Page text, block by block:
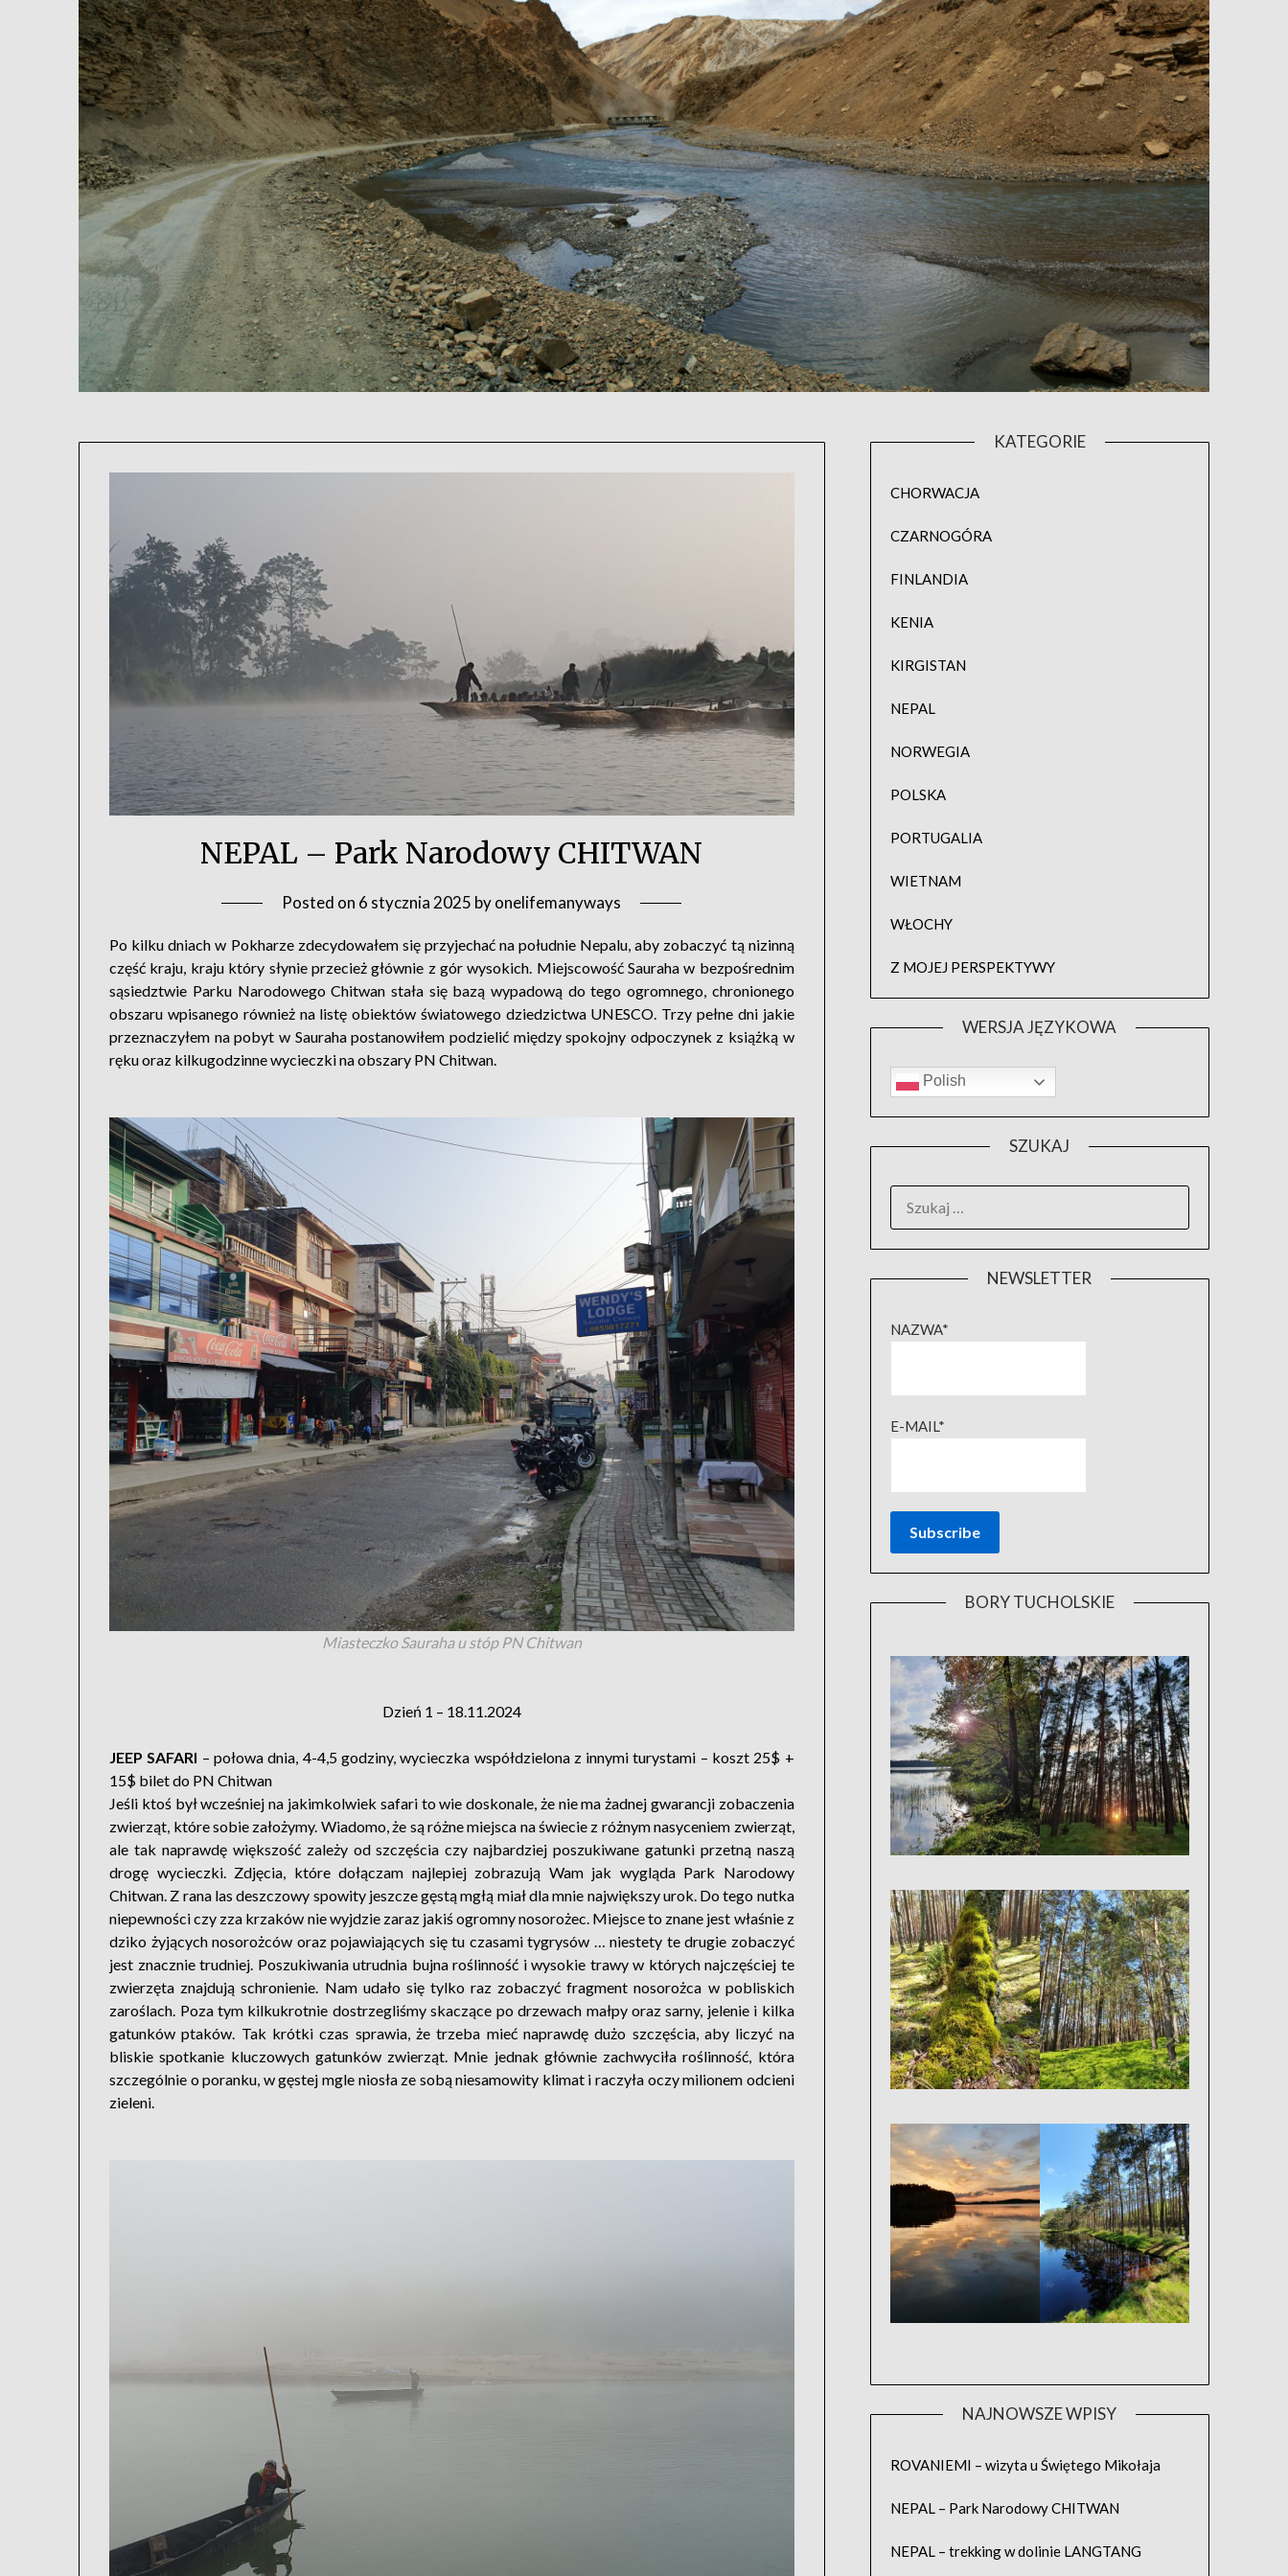
NEPAL – Park Narodowy CHITWAN
Posted on 6 stycznia 2025 byonelifemanyways
Po kilku dniach w Pokharze zdecydowałem się przyjechać na południe Nepalu, aby zobaczyć tą nizinną
część kraju, kraju który słynie przecież głównie z gór wysokich. Miejscowość Sauraha w bezpośrednim
sąsiedztwie Parku Narodowego Chitwan stała się bazą wypadową do tego ogromnego, chronionego
obszaru wpisanego również na listę obiektów światowego dziedzictwa UNESCO. Trzy pełne dni jakie
przeznaczyłem na pobyt w Sauraha postanowiłem podzielić między spokojny odpoczynek z książką w
ręku oraz kilkugodzinne wycieczki na obszary PN Chitwan.
Miasteczko Sauraha u stóp PN Chitwan
Dzień 1 – 18.11.2024
JEEP SAFARI – połowa dnia, 4-4,5 godziny, wycieczka współdzielona z innymi turystami – koszt 25$ +
15$ bilet do PN Chitwan
Jeśli ktoś był wcześniej na jakimkolwiek safari to wie doskonale, że nie ma żadnej gwarancji zobaczenia
zwierząt, które sobie założymy. Wiadomo, że są różne miejsca na świecie z różnym nasyceniem zwierząt,
ale tak naprawdę większość zależy od szczęścia czy najbardziej poszukiwane gatunki przetną naszą
drogę wycieczki. Zdjęcia, które dołączam najlepiej zobrazują Wam jak wygląda Park Narodowy
Chitwan. Z rana las deszczowy spowity jeszcze gęstą mgłą miał dla mnie największy urok. Do tego nutka
niepewności czy zza krzaków nie wyjdzie zaraz jakiś ogromny nosorożec. Miejsce to znane jest właśnie z
dziko żyjących nosorożców oraz pojawiających się tu czasami tygrysów … niestety te drugie zobaczyć
jest znacznie trudniej. Poszukiwania utrudnia bujna roślinność i wysokie trawy w których najczęściej te
zwierzęta znajdują schronienie. Nam udało się tylko raz zobaczyć fragment nosorożca w pobliskich
zaroślach. Poza tym kilkukrotnie dostrzegliśmy skaczące po drzewach małpy oraz sarny, jelenie i kilka
gatunków ptaków. Tak krótki czas sprawia, że trzeba mieć naprawdę dużo szczęścia, aby liczyć na
bliskie spotkanie kluczowych gatunków zwierząt. Mnie jednak głównie zachwyciła roślinność, która
szczególnie o poranku, w gęstej mgle niosła ze sobą niesamowity klimat i raczyła oczy milionem odcieni
zieleni.
KATEGORIE
CHORWACJA
CZARNOGÓRA
FINLANDIA
KENIA
KIRGISTAN
NEPAL
NORWEGIA
POLSKA
PORTUGALIA
WIETNAM
WŁOCHY
Z MOJEJ PERSPEKTYWY
WERSJA JĘZYKOWA
Polish
SZUKAJ
NEWSLETTER
NAZWA*
E-MAIL*
BORY TUCHOLSKIE
NAJNOWSZE WPISY
ROVANIEMI – wizyta u Świętego Mikołaja
NEPAL – Park Narodowy CHITWAN
NEPAL – trekking w dolinie LANGTANG